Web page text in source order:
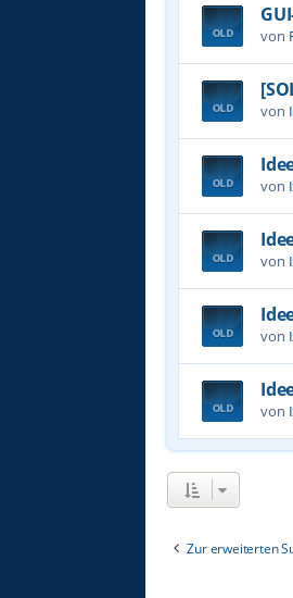
von
von
von
von
von
von
Zur erweiterten